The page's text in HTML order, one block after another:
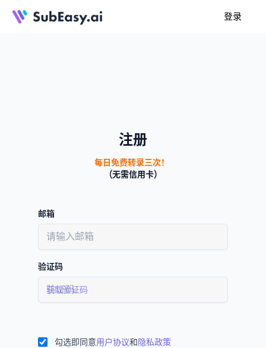
登录
注册
每日免费转录三次！
(无需信用卡)
邮箱
验证码
获取验证码
勾选即同意用户协议和隐私政策